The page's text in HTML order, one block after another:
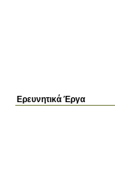
Ερευνητικά Έργα